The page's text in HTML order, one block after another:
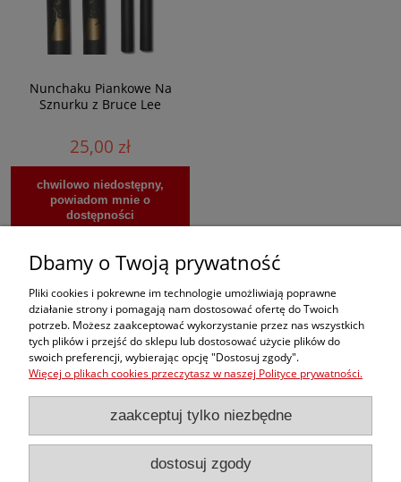
Nunchaku Piankowe Na
Sznurku z Bruce Lee
25,00 zł
chwilowo niedostępny,
powiadom mnie o
dostępności
Zamówienia
Moje konto
dobrekimona
Dbamy o Twoją prywatność
Pliki cookies i pokrewne im technologie umożliwiają poprawne
działanie strony i pomagają nam dostosować ofertę do Twoich
potrzeb. Możesz zaakceptować wykorzystanie przez nas wszystkich
tych plików i przejść do sklepu lub dostosować użycie plików do
swoich preferencji, wybierając opcję "Dostosuj zgody".
Więcej o plikach cookies przeczytasz w naszej Polityce prywatności.
zaakceptuj tylko niezbędne
dostosuj zgody